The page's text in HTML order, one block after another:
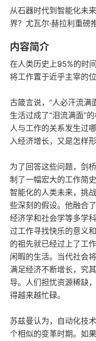
201千字
字数
从石器时代到智能化未
界？尤瓦尔·赫拉利重磅
内容简介
在人类历史上95%的时
将工作置于近乎主宰的位
古箴言说，“人必汗流满
生活过成了“泪流满面”
人与工作的关系发生过
入经济增长，又是怎样形
为了回答这些问题，剑
制了一幅宏大的工作简
智能化的人类未来，挑
些深刻的假设。他融合
经济学和社会学等多学
过工作寻找快乐的意义
的祖先就已经过上了工
闲暇的生活。当代社会
满足经济不断增长，究
导。人们担忧资源稀缺
得越来越忙碌。
苏兹曼认为，自动化技
个相似的变革时期。如